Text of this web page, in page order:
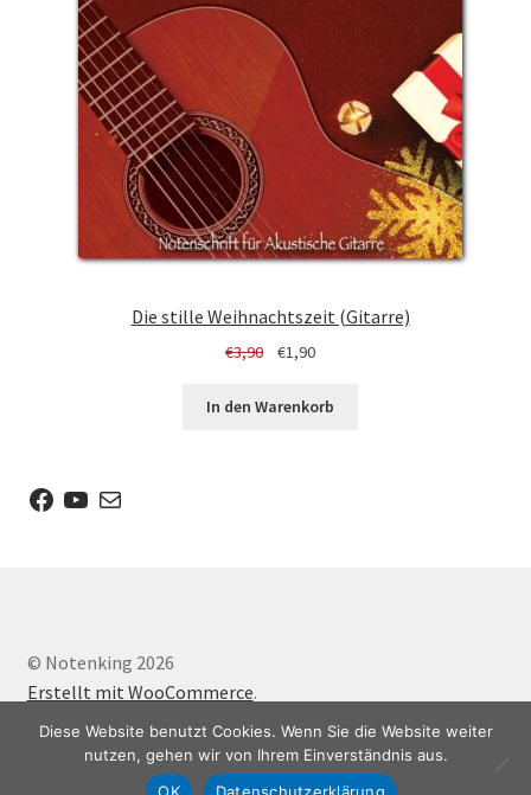
Die stille Weihnachtszeit (Gitarre)
€3,90
Ursprünglicher
war:
€1,90Aktueller
ist:
In den Warenkorb
Facebook
YouTube
E-Mail
© Notenking 2026
Erstellt mit WooCommerce.
Diese Website benutzt Cookies. Wenn Sie die Website weiter
nutzen, gehen wir von Ihrem Einverständnis aus.
OK
Datenschutzerklärung